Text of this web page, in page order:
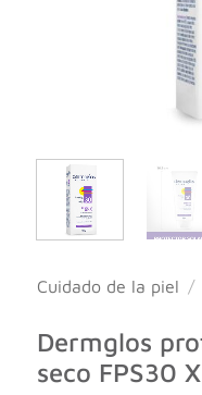
Cuidado de la piel /
Dermglos
seco FPS30